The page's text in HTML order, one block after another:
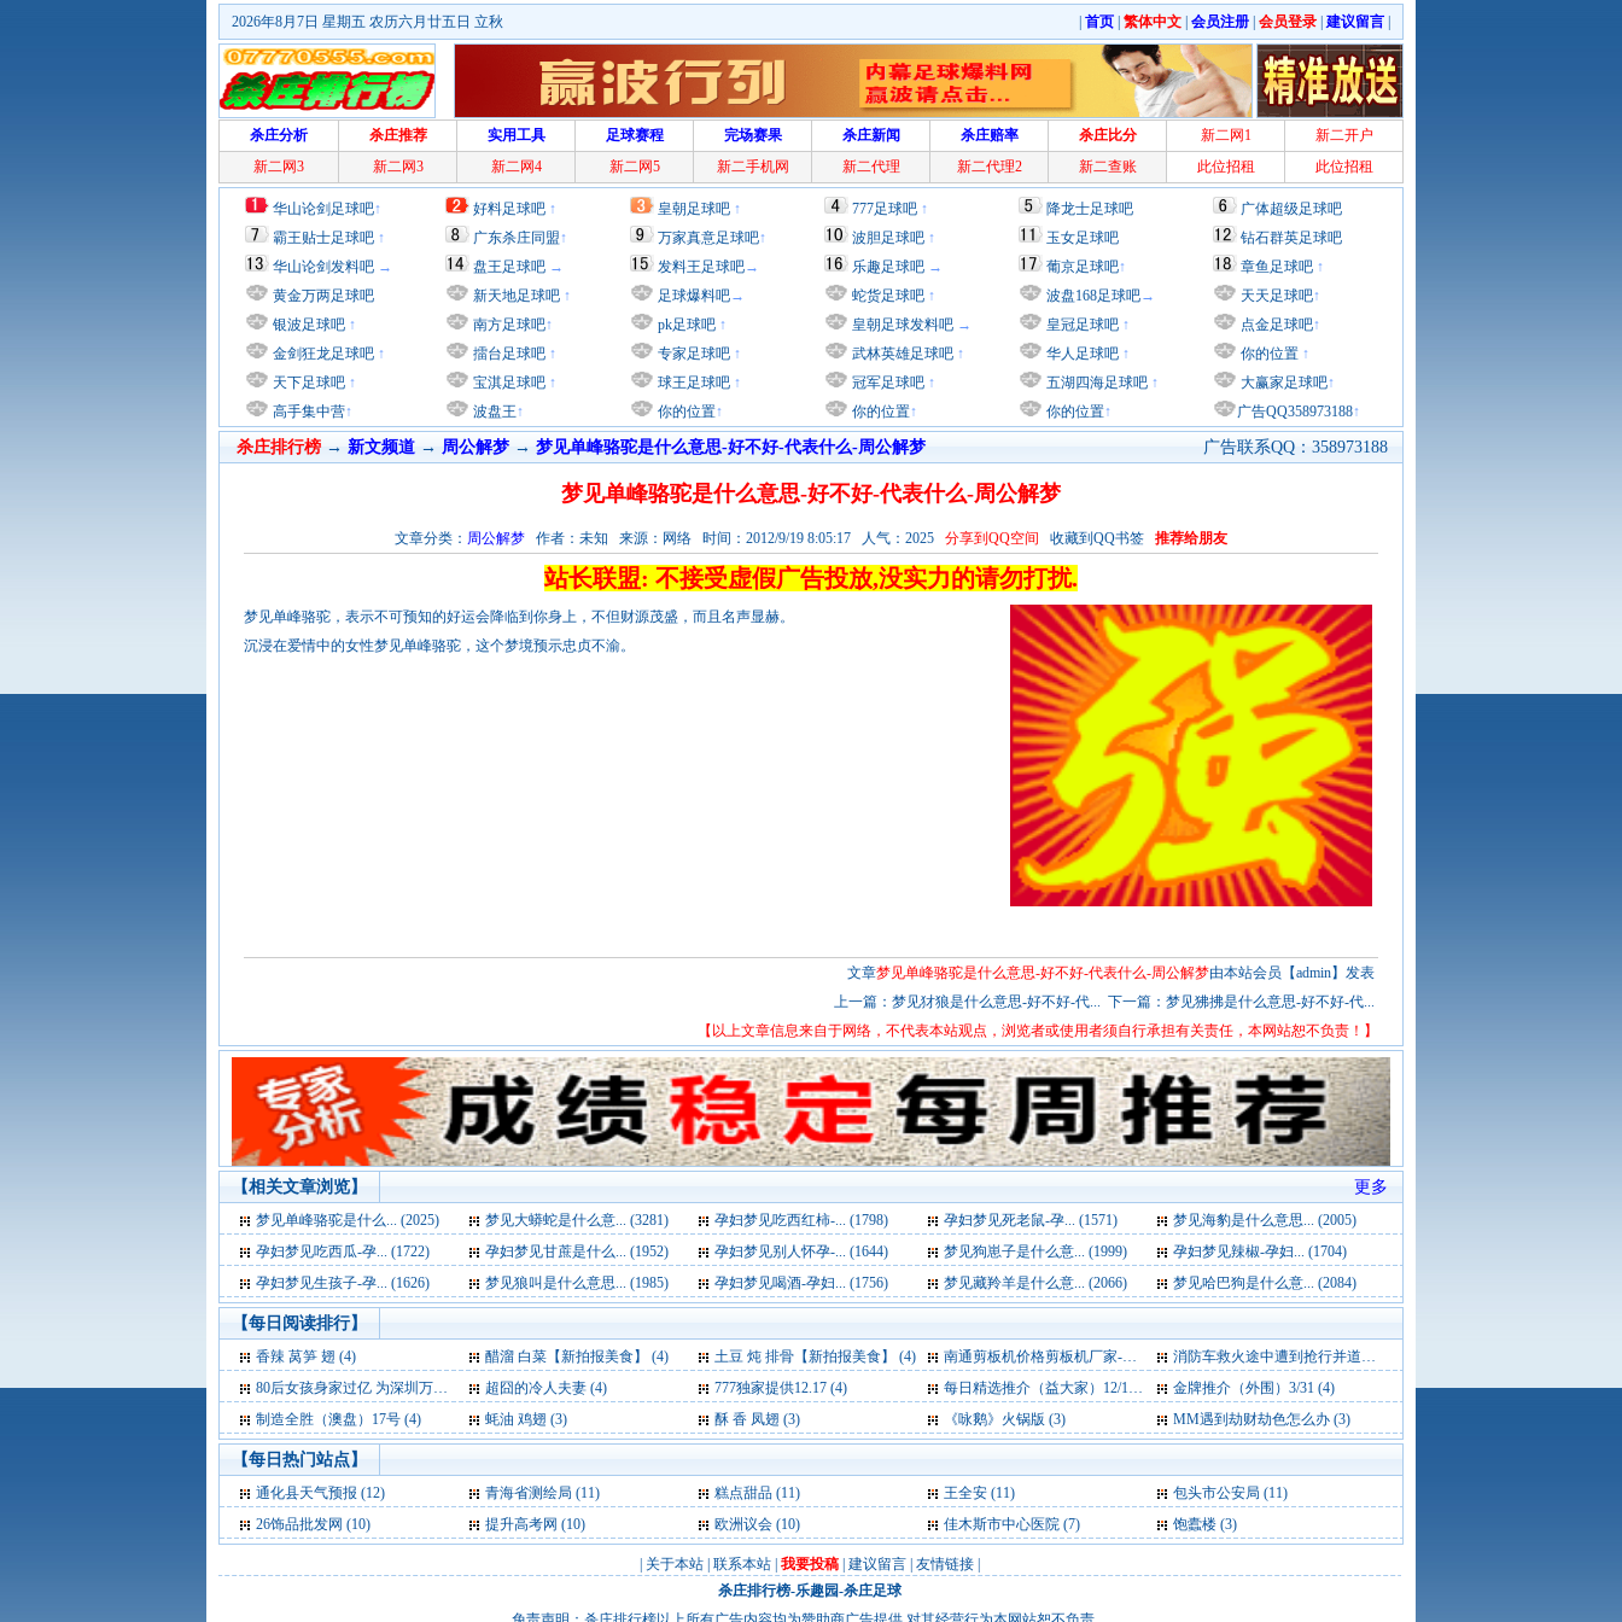
首页 繁体中文 会员注册 会员登录 建议留言
2026年8月7日 星期五 农历六月廿五日 立秋
杀庄分析 杀庄推荐 实用工具 足球赛程 完场赛果 杀庄新闻 杀庄赔率 杀庄比分 新二网1
新二开户
新二网3
新二网3 新二网4 新二网5 新二手机网 新二代理 新二代理2 新二查账 此位招租 此位招租
华山论剑足球吧↑
霸王贴士足球吧 ↑
华山论剑发料吧 →
黄金万两足球吧
银波足球吧 ↑
金剑狂龙足球吧 ↑
天下足球吧 ↑
高手集中营↑
好料足球吧 ↑
广东杀庄同盟↑
盘王足球吧 →
新天地足球吧 ↑
南方足球吧↑
擂台足球吧 ↑
宝淇足球吧 ↑
波盘王↑
皇朝足球吧 ↑
万家真意足球吧↑
发料王足球吧→
足球爆料吧→
pk足球吧 ↑
专家足球吧 ↑
球王足球吧 ↑
你的位置↑
777足球吧 ↑
波胆足球吧 ↑
乐趣足球吧 →
蛇货足球吧 ↑
皇朝足球发料吧 →
武林英雄足球吧 ↑
冠军足球吧 ↑
你的位置↑
降龙士足球吧
玉女足球吧
葡京足球吧↑
波盘168足球吧→
皇冠足球吧 ↑
华人足球吧 ↑
五湖四海足球吧 ↑
你的位置↑
广体超级足球吧
钻石群英足球吧
章鱼足球吧 ↑
天天足球吧↑
点金足球吧↑
你的位置 ↑
大赢家足球吧↑
广告QQ358973188↑
广告联系QQ：358973188
杀庄排行榜 → 新文频道→ 周公解梦 → 梦见单峰骆驼是什么意思-好不好-代表什么-周公解梦
梦见单峰骆驼是什么意思-好不好-代表什么-周公解梦
文章分类： 周公解梦 作者：未知 来源：网络 时间：2012/9/19 8:05:17 人气：2025 分享到QQ空间 收藏到QQ书签 推荐给朋友
站长联盟: 不接受虚假广告投放,没实力的请勿打扰.
梦见单峰骆驼，表示不可预知的好运会降临到你身上，不但财源茂盛，而且名声显赫。
沉浸在爱情中的女性梦见单峰骆驼，这个梦境预示忠贞不渝。
文章梦见单峰骆驼是什么意思-好不好-代表什么-周公解梦由本站会员【admin】发表
上一篇： 梦见犲狼是什么意思-好不好-代... 下一篇： 梦见狒拂是什么意思-好不好-代...
【以上文章信息来自于网络，不代表本站观点，浏览者或使用者须自行承担有关责任，本网站恕不负责！】
更多
【相关文章浏览】
梦见单峰骆驼是什么... (2025) 梦见大蟒蛇是什么意... (3281) 孕妇梦见吃西红柿-... (1798) 孕妇梦见死老鼠-孕... (1571)
梦见海豹是什么意思... (2005)
孕妇梦见吃西瓜-孕... (1722)
孕妇梦见甘蔗是什么... (1952) 孕妇梦见别人怀孕-... (1644) 梦见狗崽子是什么意... (1999)
孕妇梦见辣椒-孕妇... (1704)
孕妇梦见生孩子-孕... (1626)
梦见狼叫是什么意思... (1985) 孕妇梦见喝酒-孕妇... (1756) 梦见藏羚羊是什么意... (2066) 梦见哈巴狗是什么意... (2084)
【每日阅读排行】
香辣 莴笋 翅 (4) 醋溜 白菜【新拍报美食】 (4) 土豆 炖 排骨【新拍报美食】 (4) 南通剪板机价格剪板机厂家-卷板机厂家 (4)
消防车救火途中遭到抢行并道 网友大呼“震惊” (4)
80后女孩身家过亿 为深圳万润科技“三当家” (4)
超囧的冷人夫妻 (4) 777独家提供12.17 (4) 每日精选推介（益大家）12/11 (4)
金牌推介（外围）3/31 (4)
制造全胜（澳盘）17号 (4)
蚝油 鸡翅 (3) 酥 香 凤翅 (3) 《咏鹅》火锅版 (3) MM遇到劫财劫色怎么办 (3)
【每日热门站点】
通化县天气预报 (12) 青海省测绘局 (11) 糕点甜品 (11) 王全安 (11) 包头市公安局 (11)
26饰品批发网 (10) 提升高考网 (10) 欧洲议会 (10) 佳木斯市中心医院 (7) 饱蠹楼 (3)
关于本站 联系本站 我要投稿 建议留言 友情链接
杀庄排行榜-乐趣园-杀庄足球